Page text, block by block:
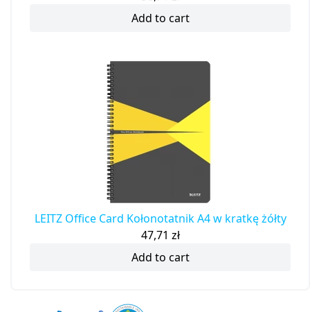
Add to cart
LEITZ Office Card Kołonotatnik A4 w kratkę żółty
47,71 zł
Add to cart